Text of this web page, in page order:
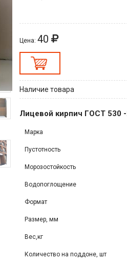
Цена: 40
Наличие товара
Лицевой кирпич ГОСТ 530
Марка
Пустотность
Морозостойкость
Водопоглощение
Формат
Размер, мм
Вес,кг
Количество на поддоне, шт